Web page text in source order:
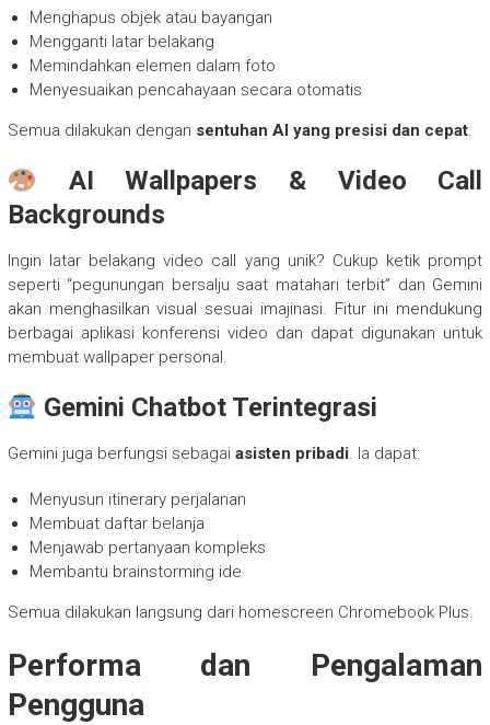
Menghapus objek atau bayangan
Mengganti latar belakang
Memindahkan elemen dalam foto
Menyesuaikan pencahayaan secara otomatis
Semua dilakukan dengan sentuhan AI yang presisi dan cepat.
AI Wallpapers & Video Call
Backgrounds
Ingin latar belakang video call yang unik? Cukup ketik prompt
seperti “pegunungan bersalju saat matahari terbit” dan Gemini
akan menghasilkan visual sesuai imajinasi. Fitur ini mendukung
berbagai aplikasi konferensi video dan dapat digunakan untuk
membuat wallpaper personal.
Gemini Chatbot Terintegrasi
Gemini juga berfungsi sebagai asisten pribadi. Ia dapat:
Menyusun itinerary perjalanan
Membuat daftar belanja
Menjawab pertanyaan kompleks
Membantu brainstorming ide
Semua dilakukan langsung dari homescreen Chromebook Plus.
Performa dan Pengalaman
Pengguna